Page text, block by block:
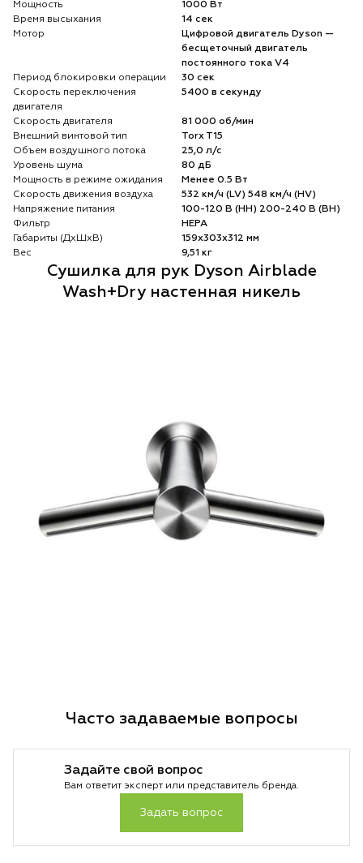
Мощность
1000 Вт
Время высыхания
14 сек
Мотор
Цифровой двигатель Dyson —
бесщеточный двигатель
постоянного тока V4
Период блокировки операции
30 сек
Скорость переключения
двигателя
5400 в секунду
Скорость двигателя
81 000 об/мин
Внешний винтовой тип
Torx T15
Объем воздушного потока
25,0 л/с
Уровень шума
80 дБ
Мощность в режиме ожидания
Менее 0.5 Вт
Скорость движения воздуха
532 км/ч (LV) 548 км/ч (HV)
Напряжение питания
100-120 В (НН) 200-240 В (ВН)
Фильтр
HEPA
Габариты (ДхШхВ)
159х303х312 мм
Вес
9,51 кг
Сушилка для рук Dyson Airblade
Wash+Dry настенная никель
Часто задаваемые вопросы
Задайте свой вопрос
Вам ответит эксперт или представитель бренда.
Задать вопрос